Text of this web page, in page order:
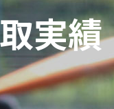
実績